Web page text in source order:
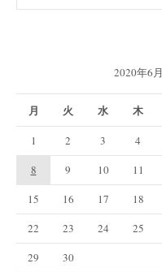
2020年6月
月 火 水 木
1 2 3 4
8
9 10 11
15
16 17 18
22
23 24 25
29
30